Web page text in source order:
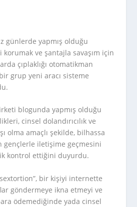
günlerde yapmış olduğu
korumak ve şantajla savaşım için
çıplaklığı otomatikman
grup yeni aracı sisteme
blogunda yapmış olduğu
cinsel dolandırıcılık ve
olma amaçlı şekilde, bilhassa
gençlerle iletişime geçmesini
kontrol ettiğini duyurdu.
bir kişiyi internette
göndermeye ikna etmeyi ve
ödemediğinde yada cinsel